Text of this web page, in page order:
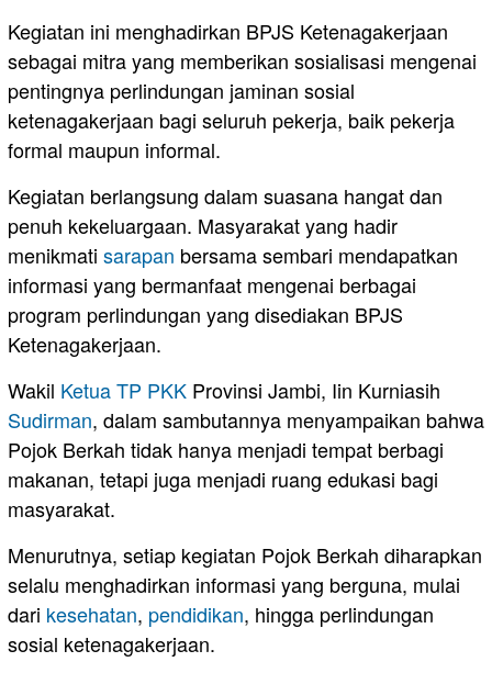
Kegiatan ini menghadirkan BPJS Ketenagakerjaan
sebagai mitra yang memberikan sosialisasi mengenai
pentingnya perlindungan jaminan sosial
ketenagakerjaan bagi seluruh pekerja, baik pekerja
formal maupun informal.
Kegiatan berlangsung dalam suasana hangat dan
penuh kekeluargaan. Masyarakat yang hadir
menikmati sarapan bersama sembari mendapatkan
informasi yang bermanfaat mengenai berbagai
program perlindungan yang disediakan BPJS
Ketenagakerjaan.
Wakil Ketua TP PKK Provinsi Jambi, Iin Kurniasih
Sudirman, dalam sambutannya menyampaikan bahwa
Pojok Berkah tidak hanya menjadi tempat berbagi
makanan, tetapi juga menjadi ruang edukasi bagi
masyarakat.
Menurutnya, setiap kegiatan Pojok Berkah diharapkan
selalu menghadirkan informasi yang berguna, mulai
dari kesehatan, pendidikan, hingga perlindungan
sosial ketenagakerjaan.